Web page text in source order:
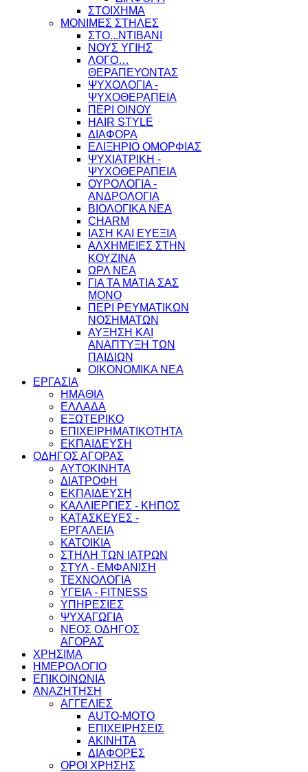
ΣΤΟΙΧΗΜΑ
ΜΟΝΙΜΕΣ ΣΤΗΛΕΣ
ΣΤΟ...ΝΤΙΒΑΝΙ
ΝΟΥΣ ΥΓΙΗΣ
ΛΟΓΟ…
ΘΕΡΑΠΕΥΟΝΤΑΣ
ΨΥΧΟΛΟΓΙΑ -
ΨΥΧΟΘΕΡΑΠΕΙΑ
ΠΕΡΙ ΟΙΝΟΥ
HAIR STYLE
ΔΙΑΦΟΡΑ
ΕΛΙΞΗΡΙΟ ΟΜΟΡΦΙΑΣ
ΨΥΧΙΑΤΡΙΚΗ -
ΨΥΧΟΘΕΡΑΠΕΙΑ
ΟΥΡΟΛΟΓΙΑ -
ΑΝΔΡΟΛΟΓΙΑ
ΒΙΟΛΟΓΙΚΑ ΝΕΑ
CHARM
ΙΑΣΗ ΚΑΙ ΕΥΕΞΙΑ
ΑΛΧΗΜΕΙΕΣ ΣΤΗΝ
ΚΟΥΖΙΝΑ
ΩΡΛ ΝEA
ΓΙΑ ΤΑ ΜΑΤΙΑ ΣΑΣ
ΜΟΝΟ
ΠΕΡΙ ΡΕΥΜΑΤΙΚΩΝ
ΝΟΣΗΜΑΤΩΝ
ΑΥΞΗΣΗ ΚΑΙ
ΑΝΑΠΤΥΞΗ ΤΩΝ
ΠΑΙΔΙΩΝ
ΟΙΚΟΝΟΜΙΚΑ ΝΕΑ
ΕΡΓΑΣΙΑ
ΗΜΑΘΙΑ
ΕΛΛΑΔΑ
ΕΞΩΤΕΡΙΚΟ
ΕΠΙΧΕΙΡΗΜΑΤΙΚΟΤΗΤΑ
ΕΚΠΑΙΔΕΥΣΗ
ΟΔΗΓΟΣ ΑΓΟΡΑΣ
ΑΥΤΟΚΙΝΗΤΑ
ΔΙΑΤΡΟΦΗ
ΕΚΠΑΙΔΕΥΣΗ
ΚΑΛΛΙΕΡΓΙΕΣ - ΚΗΠΟΣ
ΚΑΤΑΣΚΕΥΕΣ -
ΕΡΓΑΛΕΙΑ
ΚΑΤΟΙΚΙΑ
ΣΤΗΛΗ ΤΩΝ ΙΑΤΡΩΝ
ΣΤΥΛ - ΕΜΦΑΝΙΣΗ
ΤΕΧΝΟΛΟΓΙΑ
ΥΓΕΙΑ - FITNESS
ΥΠΗΡΕΣΙΕΣ
ΨΥΧΑΓΩΓΙΑ
ΝΕΟΣ ΟΔΗΓΟΣ
ΑΓΟΡΑΣ
ΧΡΗΣΙΜΑ
ΗΜΕΡΟΛΟΓΙΟ
ΕΠΙΚΟΙΝΩΝΙΑ
ΑΝΑΖΗΤΗΣΗ
ΑΓΓΕΛΙΕΣ
AUTO-MOTO
ΕΠΙΧΕΙΡΗΣΕΙΣ
ΑΚΙΝΗΤΑ
ΔΙΑΦΟΡΕΣ
ΟΡΟΙ ΧΡΗΣΗΣ